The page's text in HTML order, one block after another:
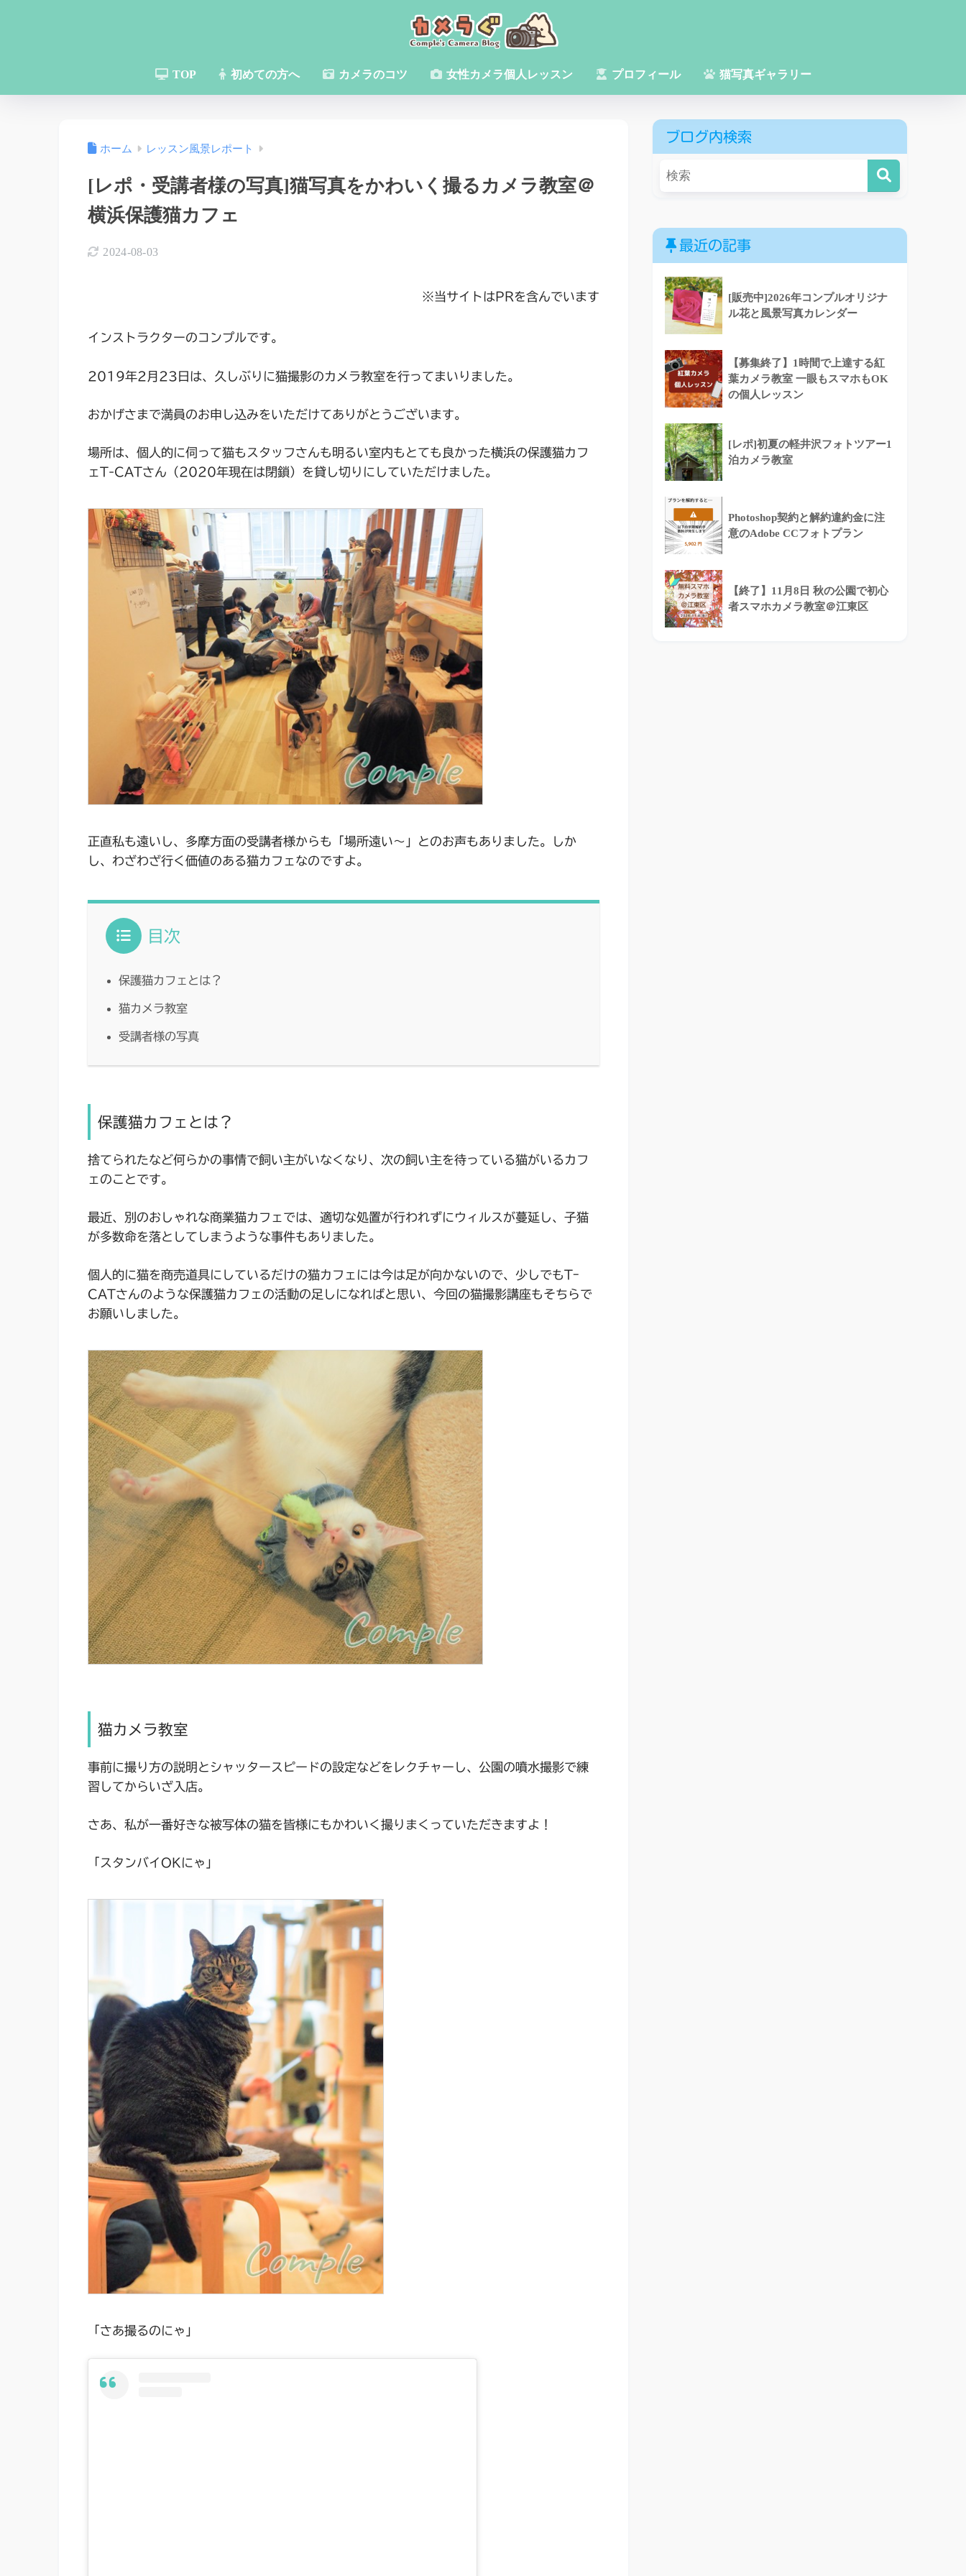
TOP 初めての方へ カメラのコツ 女性カメラ個人レッスン プロフィール 猫写真ギャラリー
ホーム レッスン風景レポート
[レポ・受講者様の写真]猫写真をかわいく撮るカメラ教室＠
横浜保護猫カフェ
2024-08-03
※当サイトはPRを含んでいます
インストラクターのコンプルです。
2019年2月23日は、久しぶりに猫撮影のカメラ教室を行ってまいりました。
おかげさまで満員のお申し込みをいただけてありがとうございます。
場所は、個人的に伺って猫もスタッフさんも明るい室内もとても良かった横浜の保護猫カフ
ェT-CATさん（2020年現在は閉鎖）を貸し切りにしていただけました。
正直私も遠いし、多摩方面の受講者様からも「場所遠い～」とのお声もありました。しか
し、わざわざ行く価値のある猫カフェなのですよ。
目次
保護猫カフェとは？
猫カメラ教室
受講者様の写真
保護猫カフェとは？
捨てられたなど何らかの事情で飼い主がいなくなり、次の飼い主を待っている猫がいるカフ
ェのことです。
最近、別のおしゃれな商業猫カフェでは、適切な処置が行われずにウィルスが蔓延し、子猫
が多数命を落としてしまうような事件もありました。
個人的に猫を商売道具にしているだけの猫カフェには今は足が向かないので、少しでもTｰ
CATさんのような保護猫カフェの活動の足しになればと思い、今回の猫撮影講座もそちらで
お願いしました。
猫カメラ教室
事前に撮り方の説明とシャッタースピードの設定などをレクチャーし、公園の噴水撮影で練
習してからいざ入店。
さあ、私が一番好きな被写体の猫を皆様にもかわいく撮りまくっていただきますよ！
「スタンバイOKにゃ」
「さあ撮るのにゃ」
ブログ内検索
最近の記事
[販売中]2026年コンプルオリジナ
ル花と風景写真カレンダー
【募集終了】1時間で上達する紅
葉カメラ教室 一眼もスマホもOK
の個人レッスン
[レポ]初夏の軽井沢フォトツアー1
泊カメラ教室
Photoshop契約と解約違約金に注
意のAdobe CCフォトプラン
【終了】11月8日 秋の公園で初心
者スマホカメラ教室＠江東区